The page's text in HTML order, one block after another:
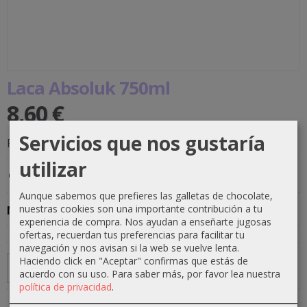
Laca Absoluk 750ml
8,60 €
Producto Disponible - (Imp. Incluidos)
Costes de envío
Marca:Absoluk
Añadir a Carrito
Servicios que nos gustaría
utilizar
Aunque sabemos que prefieres las galletas de chocolate,
nuestras cookies son una importante contribución a tu
experiencia de compra. Nos ayudan a enseñarte jugosas
ofertas, recuerdan tus preferencias para facilitar tu
navegación y nos avisan si la web se vuelve lenta.
Haciendo click en "Aceptar" confirmas que estás de
acuerdo con su uso. Para saber más, por favor lea nuestra
política de privacidad.